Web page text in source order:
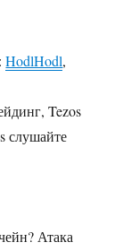
HodlHodl,
Tezos
слушайте
Атака